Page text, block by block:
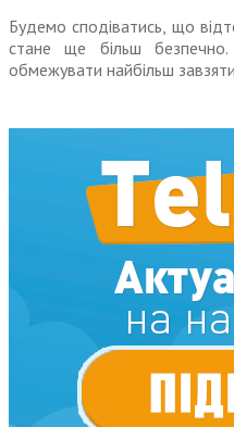
Будемо сподіватись, що
стане ще більш безпечно.
обмежувати найбільш